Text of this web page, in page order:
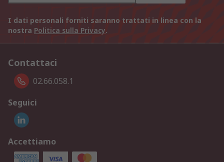
I dati personali forniti saranno trattati in linea con la
nostra Politica sulla Privacy.
Contattaci
02.66.058.1
Seguici
Accettiamo